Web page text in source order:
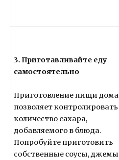
3. Приготавливайте еду
самостоятельно
Приготовление пищи дома
позволяет контролировать
количество сахара,
добавляемого в блюда.
Попробуйте приготовить
собственные соусы, джемы